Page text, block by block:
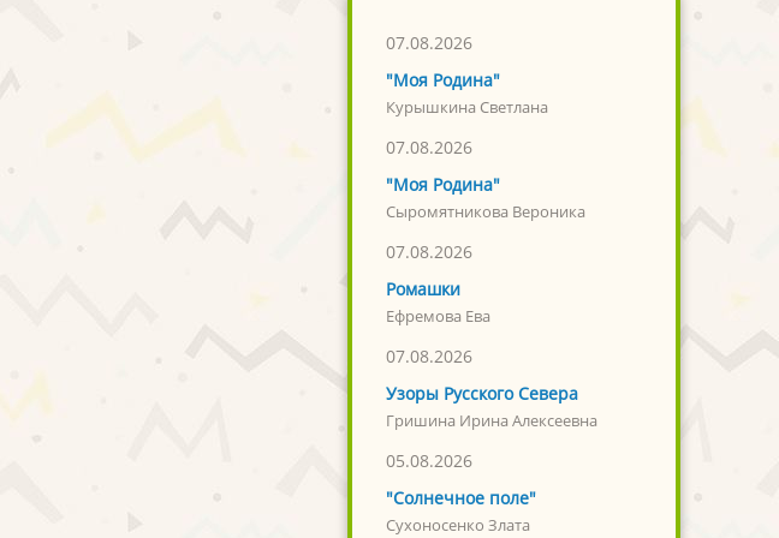
07.08.2026
"Моя Родина"
Курышкина Светлана
07.08.2026
"Моя Родина"
Сыромятникова Вероника
07.08.2026
Ромашки
Ефремова Ева
07.08.2026
Узоры Русского Севера
Гришина Ирина Алексеевна
05.08.2026
"Солнечное поле"
Сухоносенко Злата